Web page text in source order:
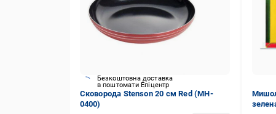
Безкоштовна доставка
в поштомати Епіцентр
Сковорода Stenson 20 см Red (MH-
0400)